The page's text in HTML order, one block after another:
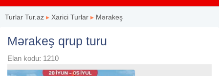
Turlar Tur.az ▸ Xarici Turlar ▸ Mərakeş
Mərakeş qrup turu
Elan kodu: 1210